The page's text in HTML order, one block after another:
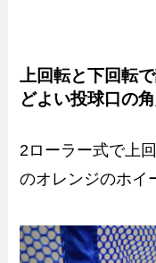
上回転と下回転
どよい投球口の
2ローラー式で上
のオレンジのホイ